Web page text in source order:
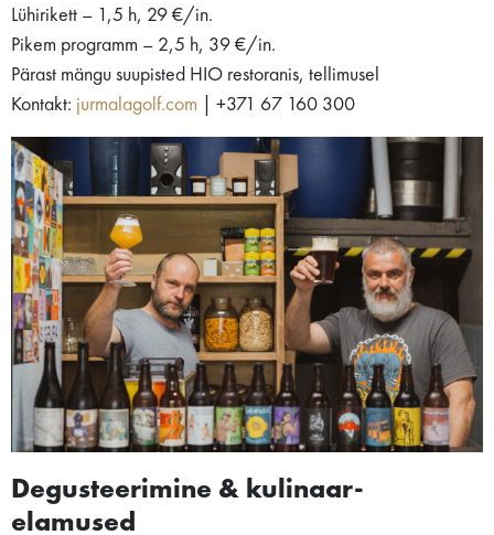
Lühirikett – 1,5 h, 29 €/in.
Pikem programm – 2,5 h, 39 €/in.
Pärast mängu suupisted HIO restoranis, tellimusel
Kontakt: jurmalagolf.com | +371 67 160 300
Degusteerimine & kulinaar-
elamused